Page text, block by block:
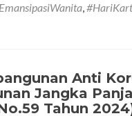
,
Anti
Jangka
Tahun